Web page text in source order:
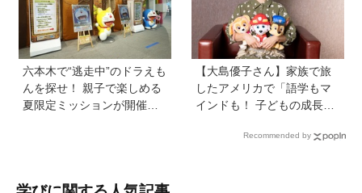
六本木で“逃走中”のドラえも
んを探せ！ 親子で楽しめる
夏限定ミッションが開催
【大島優子さん】家族で旅
したアメリカで「語学もマ
インドも！ 子どもの成長は
た映画『パウ・パトロール
Recommended by